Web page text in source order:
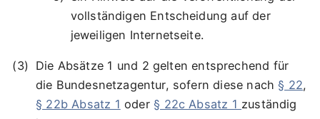
vollständigen Entscheidung auf der
jeweiligen Internetseite.
Die Absätze 1 und 2 gelten entsprechend für
die Bundesnetzagentur, sofern diese nach § 22,
§ 22b Absatz 1 oder § 22c Absatz 1 zuständig